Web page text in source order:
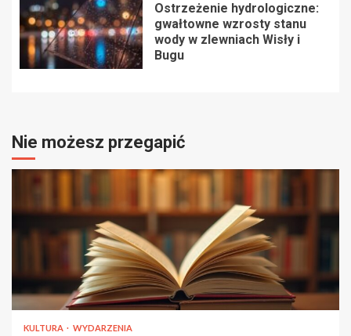
Ostrzeżenie hydrologiczne:
gwałtowne wzrosty stanu
wody w zlewniach Wisły i
Bugu
Nie możesz przegapić
KULTURA WYDARZENIA